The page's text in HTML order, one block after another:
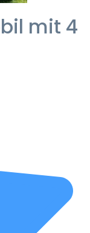
mit 4